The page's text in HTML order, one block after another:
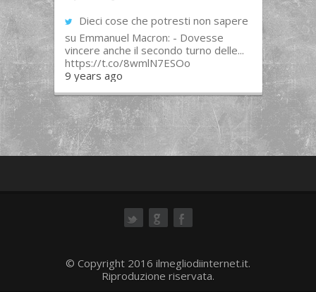
Dieci cose che potresti non sapere
su Emmanuel Macron: - Dovesse
vincere anche il secondo turno delle...
https://t.co/8wmlN7ESOo
9 years ago
© Copyright 2016 ilmegliodiinternet.it.
Riproduzione riservata.